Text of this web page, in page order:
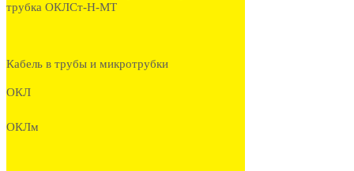
трубка ОКЛСт-Н-МТ
Кабель в трубы и микротрубки
ОКЛ
ОКЛм